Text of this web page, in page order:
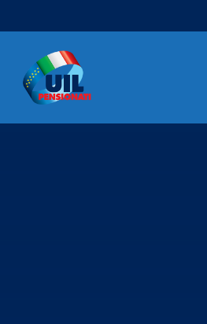
Navigazione principale